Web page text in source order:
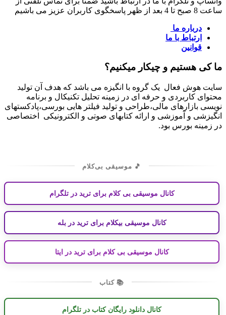
ساعت 8 صبح تا 4 بعد از ظهر پاسخگوی کاربران عزیز می باشیم
درباره ما
ارتباط با ما
قوانین
ما کی هستیم و چیکار میکنیم؟
سایت هوش فعال یک گروه با انگیزه می باشد که هدف آن تولید
محتوای کاربردی و حرفه ای در زمینه تحلیل تکنیکال و برنامه
نویسی بازارهای مالی،طراحی و تولید فیلتر هایی بورسی،پادکستهای
انگیزشی و آموزشی و ارائه کتابهای صوتی و الکترونیکی اختصاصی
در زمینه بورس بود.
🎵 موسیقی بی‌کلام
کانال موسیقی بی کلام برای ترید در تلگرام
کانال موسیقی بیکلام برای ترید در بله
کانال موسیقی بی کلام برای ترید در ایتا
📚 کتاب
کانال دانلود رایگان کتاب در تلگرام